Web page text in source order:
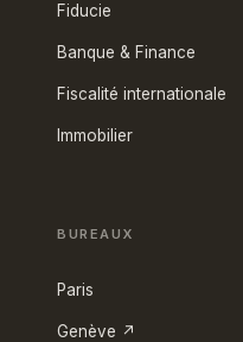
Fiducie
Banque & Finance
Fiscalité internationale
Immobilier
BUREAUX
Paris
Genève ↗